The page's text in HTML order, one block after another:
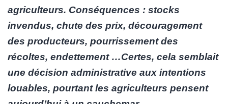
agriculteurs. Conséquences : stocks
invendus, chute des prix, découragement
des producteurs, pourrissement des
récoltes, endettement …Certes, cela semblait
une décision administrative aux intentions
louables, pourtant les agriculteurs pensent